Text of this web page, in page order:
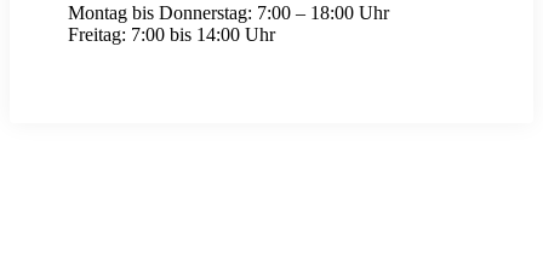
Montag bis Donnerstag: 7:00 – 18:00 Uhr
Freitag: 7:00 bis 14:00 Uhr